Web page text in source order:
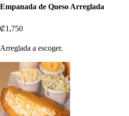
Empanada de Queso Arreglada
₡1,750
Arreglada a escoger.